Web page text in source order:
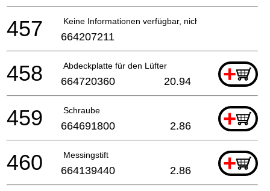
Keine Informationen verfügbar, nicht bestellbar
457 664207211
Abdeckplatte für den Lüfter +
458 664720360 20.94
Schraube +
459 664691800 2.86
Messingstift +
460 664139440 2.86